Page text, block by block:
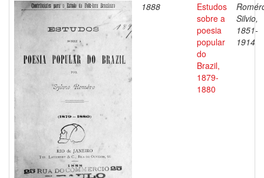
1888
Estudos
sobre a
poesia
popular
do
Brazil,
1879-
1880
Silvio,
1851-
1914